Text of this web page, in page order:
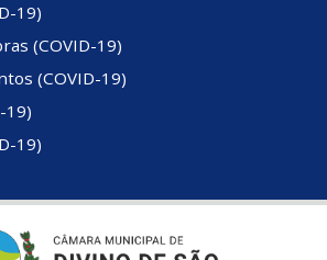
19)
(COVID-19)
(COVID-19)
19)
19)